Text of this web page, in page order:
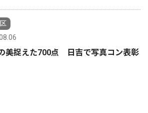
美捉えた700点 日吉で写真コン表彰